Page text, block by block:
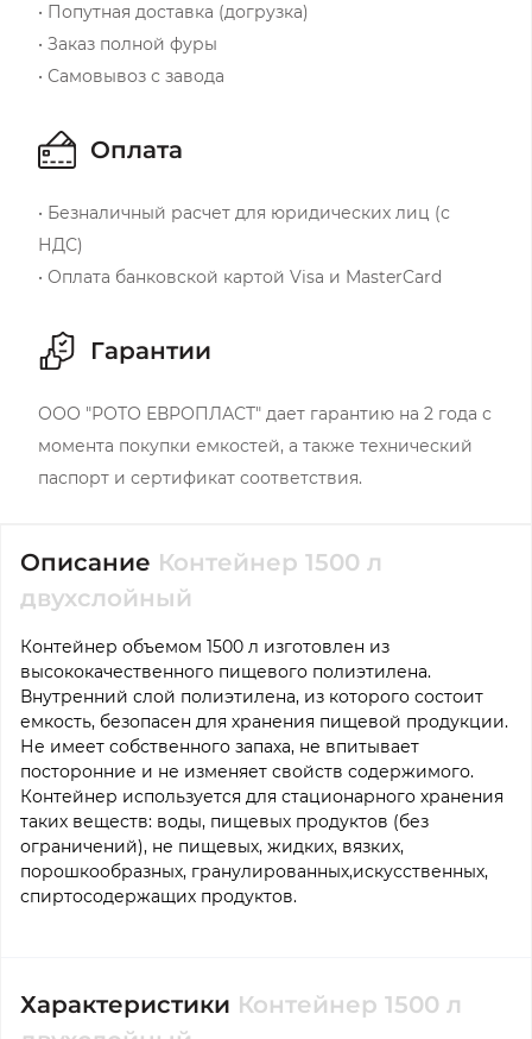
Описание Контейнер 1500 л
двухслойный
Контейнер объемом 1500 л изготовлен из
высококачественного пищевого полиэтилена.
Внутренний слой полиэтилена, из которого состоит
емкость, безопасен для хранения пищевой продукции.
Не имеет собственного запаха, не впитывает
посторонние и не изменяет свойств содержимого.
Контейнер используется для стационарного хранения
таких веществ: воды, пищевых продуктов (без
ограничений), не пищевых, жидких, вязких,
порошкообразных, гранулированных,искусственных,
спиртосодержащих продуктов.
Характеристики Контейнер 1500 л
• Попутная доставка (догрузка)
• Заказ полной фуры
• Самовывоз с завода
Оплата
• Безналичный расчет для юридических лиц (с
НДС)
• Оплата банковской картой Visa и MasterCard
Гарантии
ООО "РОТО ЕВРОПЛАСТ" дает гарантию на 2 года с
момента покупки емкостей, а также технический
паспорт и сертификат соответствия.